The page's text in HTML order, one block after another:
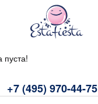
+7 (495) 970-44-75
пуста!